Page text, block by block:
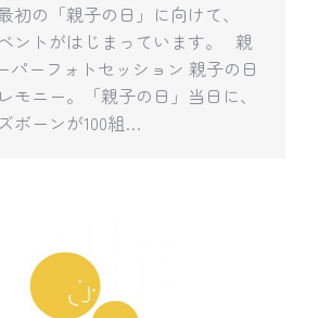
初の「親子の日」に向けて、
ントがはじまっています。 親
パーフォトセッション 親子の日
モニー。「親子の日」当日に、
ボーンが100組…